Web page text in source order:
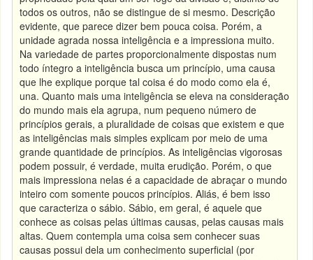
todos os outros, não se distingue de si mesmo. Descrição
evidente, que parece dizer bem pouca coisa. Porém, a
unidade agrada nossa inteligência e a impressiona muito.
Na variedade de partes proporcionalmente dispostas num
todo íntegro a inteligência busca um princípio, uma causa
que lhe explique porque tal coisa é do modo como ela é,
una. Quanto mais uma inteligência se eleva na consideração
do mundo mais ela agrupa, num pequeno número de
princípios gerais, a pluralidade de coisas que existem e que
as inteligências mais simples explicam por meio de uma
grande quantidade de princípios. As inteligências vigorosas
podem possuir, é verdade, muita erudição. Porém, o que
mais impressiona nelas é a capacidade de abraçar o mundo
inteiro com somente poucos princípios. Aliás, é bem isso
que caracteriza o sábio. Sábio, em geral, é aquele que
conhece as coisas pelas últimas causas, pelas causas mais
altas. Quem contempla uma coisa sem conhecer suas
causas possui dela um conhecimento superficial (por